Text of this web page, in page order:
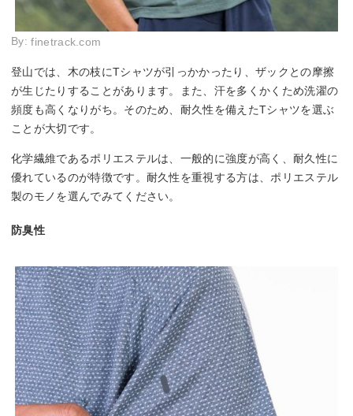
By:finetrack.com
登山では、木の枝にTシャツが引っかかったり、ザックとの摩擦
が生じたりすることがあります。また、汗を多くかくため洗濯の
頻度も高くなりがち。そのため、耐久性を備えたTシャツを選ぶ
ことが大切です。
化学繊維であるポリエステルは、一般的に強度が高く、耐久性に
優れているのが特徴です。耐久性を重視する方は、ポリエステル
製のモノを選んでみてください。
防臭性